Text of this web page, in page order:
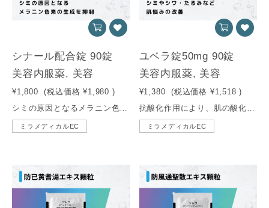
シナール配合錠 90錠
美容内服薬, 美容
¥1,800 (税込価格 ¥1,980 )
ミラメディカルEC
ユベラ錠50mg 90錠
美容内服薬, 美容
¥1,380 (税込価格 ¥1,518 )
ミラメディカルEC